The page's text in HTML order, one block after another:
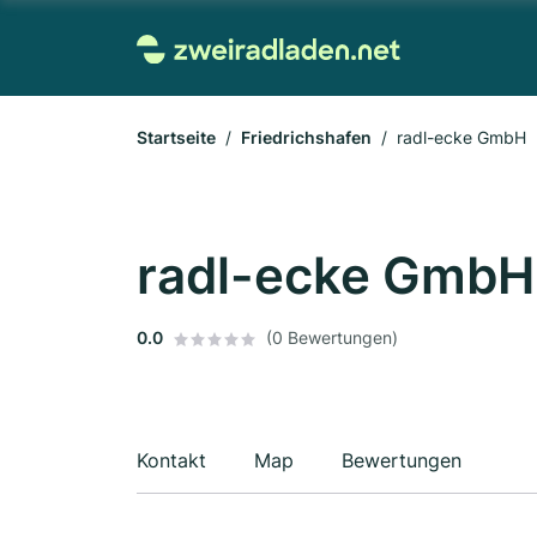
Startseite Friedrichshafen radl-ecke GmbH
radl-ecke GmbH
0.0 (0 Bewertungen)
Kontakt Map Bewertungen